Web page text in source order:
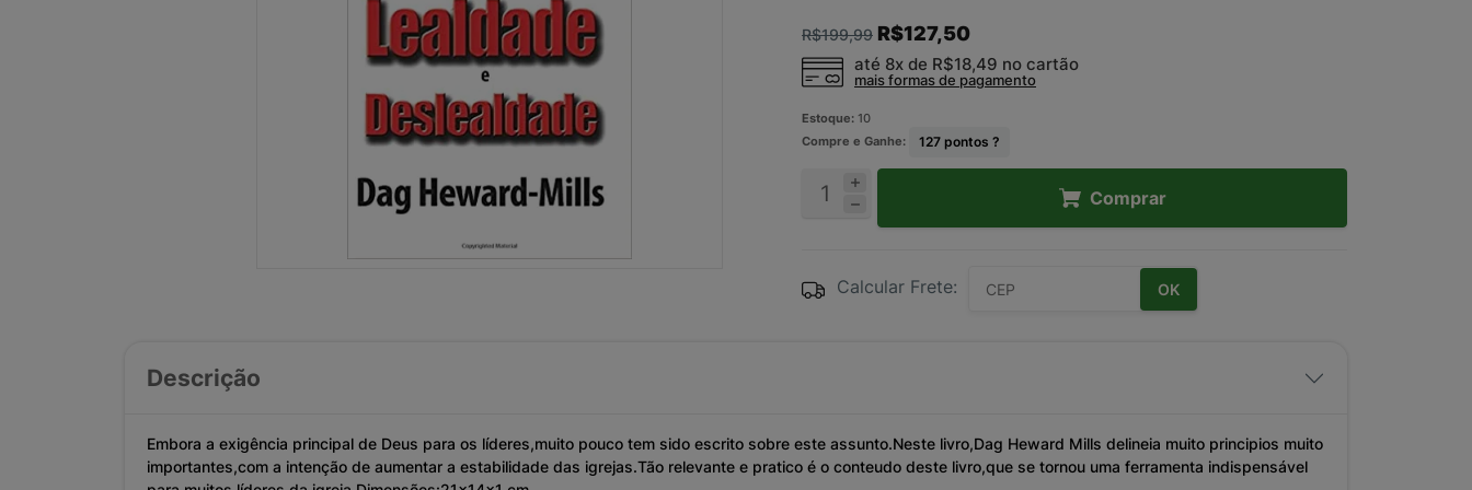
R$199,99 R$127,50
até 8x de R$18,49 no cartão
mais formas de pagamento
Estoque: 10
Compre e Ganhe:
127 pontos ?
Comprar
Calcular Frete: OK
Descrição
Embora a exigência principal de Deus para os líderes,muito pouco tem sido escrito sobre este assunto.Neste livro,Dag Heward Mills delineia muito principios muito
importantes,com a intenção de aumentar a estabilidade das igrejas.Tão relevante e pratico é o conteudo deste livro,que se tornou uma ferramenta indispensável